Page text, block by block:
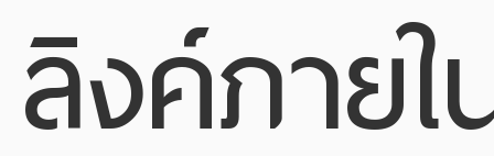
ลิงค์ภายใ